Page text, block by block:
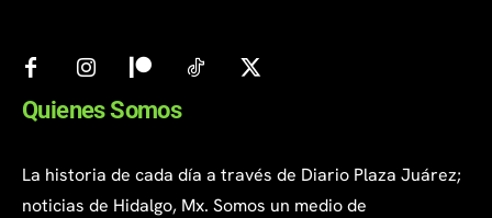
Quienes Somos
La historia de cada día a través de Diario Plaza Juárez;
noticias de Hidalgo, Mx. Somos un medio de